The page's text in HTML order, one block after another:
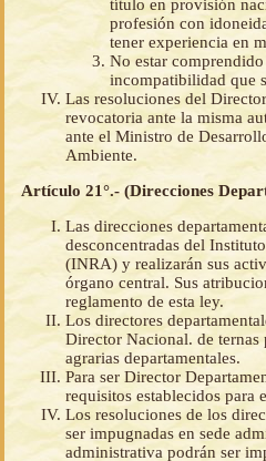
título en provisión
profesión con
tener experiencia en
No estar comprendido
incompatibilidad que
Las resoluciones del
revocatoria ante la misma
ante el Ministro de
Ambiente.
Artículo 21°.- (Direcciones
Las direcciones
desconcentradas del
(INRA) y realizarán sus
órgano central. Sus
reglamento de esta ley.
Los directores
Director Nacional. de ternas
agrarias departamentales.
Para ser Director
requisitos establecidos para
Los resoluciones de los
ser impugnadas en sede
administrativa podrán ser